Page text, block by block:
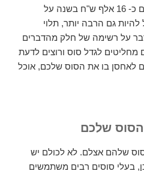
בממוצע, בעלי סוסים משלמים כ- 16 אלף ש"ח בשנה על
גם הרבה יותר, תלוי
על רשימה של חלק מהדברים
לגדל סוס ורוצים לדעת
לאחסן בו את הסוס שלכם, אוכל
שלכם
שלהם אצלם. לא לכולם יש
בעלי סוסים רבים משתמשים